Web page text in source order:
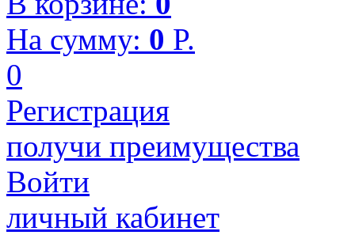
На сумму: 0 P.
0
Регистрация
получи преимущества
Войти
личный кабинет